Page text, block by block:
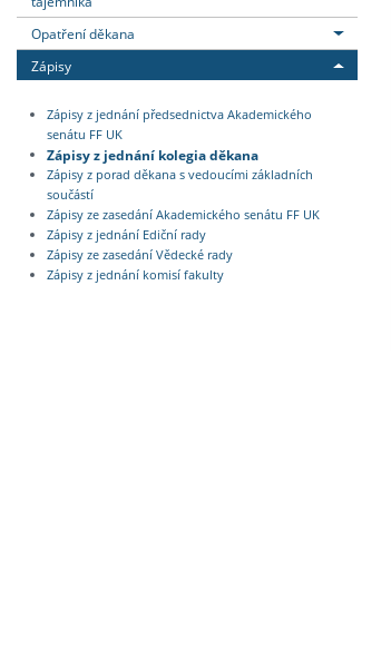
Opatření děkana
Zápisy
Zápisy z jednání předsednictva Akademického
senátu FF UK
Zápisy z jednání kolegia děkana
Zápisy z porad děkana s vedoucími základních
součástí
Zápisy ze zasedání Akademického senátu FF UK
Zápisy z jednání Ediční rady
Zápisy ze zasedání Vědecké rady
Zápisy z jednání komisí fakulty